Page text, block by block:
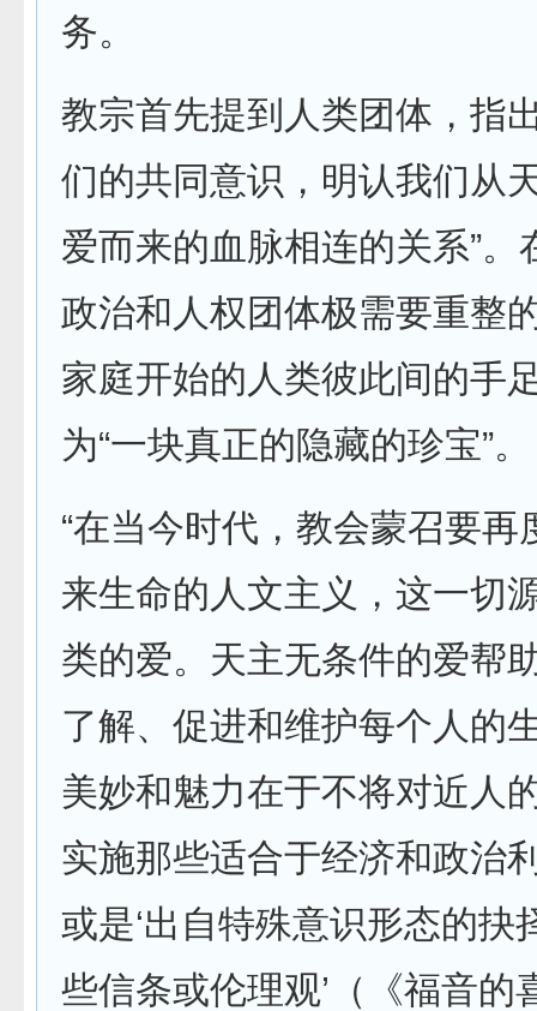
务。
教宗首先提到人类团体，指
们的共同意识，明认我们从
爱而来的血脉相连的关系”。
政治和人权团体极需要重整
家庭开始的人类彼此间的手
为“一块真正的隐藏的珍宝”。
“在当今时代，教会蒙召要再
来生命的人文主义，这一切
类的爱。天主无条件的爱帮
了解、促进和维护每个人的
美妙和魅力在于不将对近人
实施那些适合于经济和政治
或是‘出自特殊意识形态的抉
些信条或伦理观’（《福音的